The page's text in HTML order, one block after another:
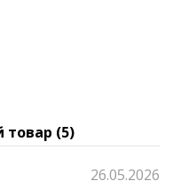
гума
жіночність і
для
та вечірніх
товар (5)
26.05.2026